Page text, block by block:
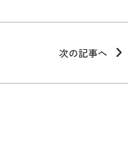
次の記事へ